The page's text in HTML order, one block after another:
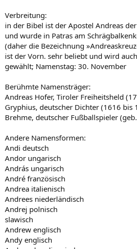
Verbreitung:
in der Bibel ist der Apostel Andreas
und wurde in Patras am
(daher die Bezeichnung
ist der Vorn. sehr beliebt und wird
gewählt; Namenstag: 30. November
Berühmte Namensträger:
Andreas Hofer, Tiroler Freiheitsheld
Gryphius, deutscher Dichter (1616 bis
Brehme, deutscher Fußballspieler
Andere Namensformen:
Andi deutsch
Andor ungarisch
András ungarisch
André französisch
Andrea italienisch
Andrees niederländisch
Andrej polnisch
slawisch
Andrew englisch
Andy englisch